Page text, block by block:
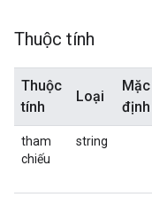
Thuộc tính
Thuộc
tính
Loại
Mặc
định
tham
chiếu
string